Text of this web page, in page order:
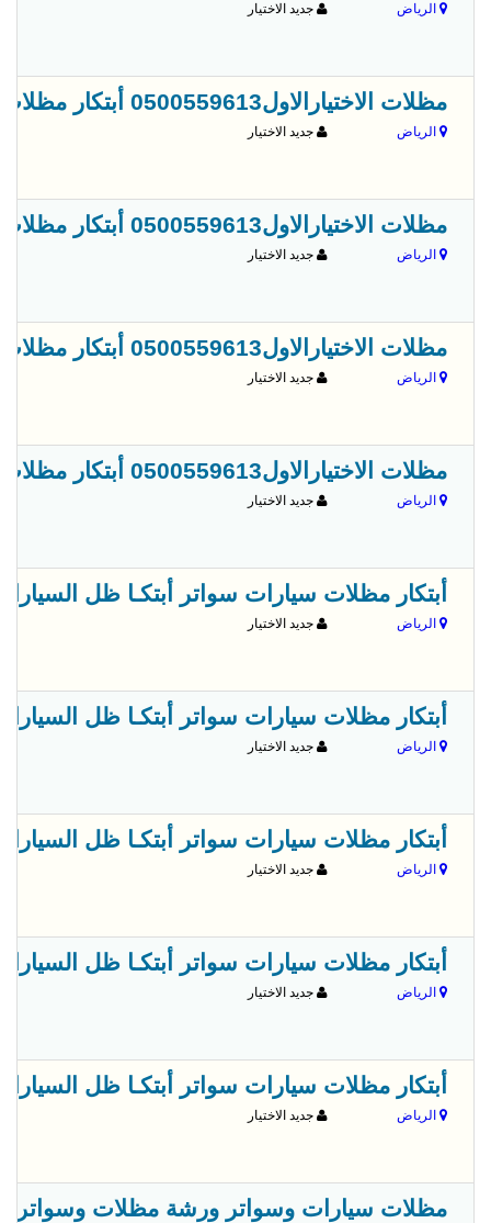
الرياض جديد الاختيار
مظلات الاختيارالاول0500559613 أبتكار مظلات سيارات سواتر أبتكـار ظل السيارات:مظلات الاختيار الاول- الرياض-التخصصي-حي النخيل ت/0114996351
الرياض جديد الاختيار
مظلات الاختيارالاول0500559613 أبتكار مظلات سيارات سواتر أبتكـار ظل السيارات:مظلات الاختيار الاول- الرياض-التخصصي-حي النخيل ت/0114996351
الرياض جديد الاختيار
مظلات الاختيارالاول0500559613 أبتكار مظلات سيارات سواتر أبتكـار ظل السيارات:مظلات الاختيار الاول- الرياض-التخصصي-حي النخيل ت/0114996351
الرياض جديد الاختيار
مظلات الاختيارالاول0500559613 أبتكار مظلات سيارات سواتر أبتكـار ظل السيارات:مظلات الاختيار الاول- الرياض-التخصصي-حي النخيل ت/0114996351
الرياض جديد الاختيار
أبتكار مظلات سيارات سواتر أبتكـا ظل
الرياض جديد الاختيار
أبتكار مظلات سيارات سواتر أبتكـا ظل
الرياض جديد الاختيار
أبتكار مظلات سيارات سواتر أبتكـا ظل
الرياض جديد الاختيار
أبتكار مظلات سيارات سواتر أبتكـا ظل
الرياض جديد الاختيار
أبتكار مظلات سيارات سواتر أبتكـا ظل
الرياض جديد الاختيار
مظلات سيارات وسواتر ورشة مظلات وسواتر الاختيارالاول 0114996351 ابتكارجميع انواع المظلات